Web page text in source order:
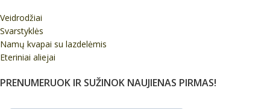
Veidrodžiai
Svarstyklės
Namų kvapai su lazdelėmis
Eteriniai aliejai
PRENUMERUOK IR SUŽINOK NAUJIENAS PIRMAS!